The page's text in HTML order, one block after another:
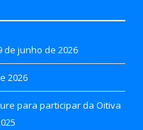
de junho de 2026
2026
para participar da Oitiva